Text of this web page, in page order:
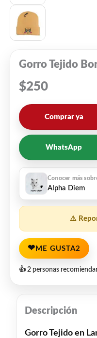
Gorro Tejido
$250
Comprar ya
WhatsApp
Alpha Diem
⚠️
❤ ME GUSTA2
👍 2 personas
Descripción
Gorro Tejido en